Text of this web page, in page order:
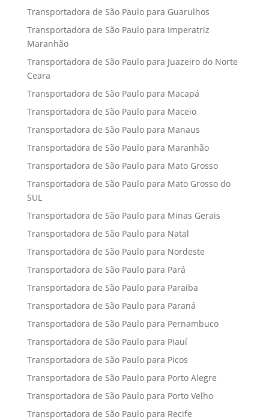
Transportadora de São Paulo para Guarulhos
Transportadora de São Paulo para Imperatriz
Maranhão
Transportadora de São Paulo para Juazeiro do Norte
Ceara
Transportadora de São Paulo para Macapá
Transportadora de São Paulo para Maceio
Transportadora de São Paulo para Manaus
Transportadora de São Paulo para Maranhão
Transportadora de São Paulo para Mato Grosso
Transportadora de São Paulo para Mato Grosso do
SUL
Transportadora de São Paulo para Minas Gerais
Transportadora de São Paulo para Natal
Transportadora de São Paulo para Nordeste
Transportadora de São Paulo para Pará
Transportadora de São Paulo para Paraiba
Transportadora de São Paulo para Paraná
Transportadora de São Paulo para Pernambuco
Transportadora de São Paulo para Piauí
Transportadora de São Paulo para Picos
Transportadora de São Paulo para Porto Alegre
Transportadora de São Paulo para Porto Velho
Transportadora de São Paulo para Recife